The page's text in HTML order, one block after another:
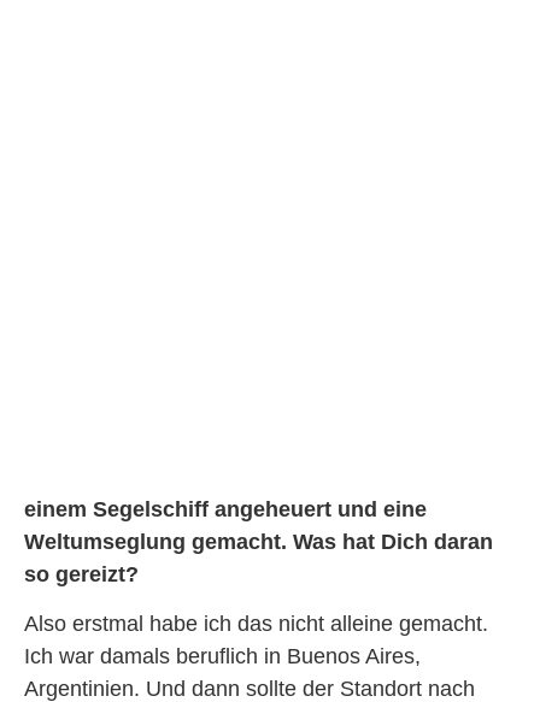
einem Segelschiff angeheuert und eine
Weltumseglung gemacht. Was hat Dich daran
so gereizt?
Also erstmal habe ich das nicht alleine gemacht.
Ich war damals beruflich in Buenos Aires,
Argentinien. Und dann sollte der Standort nach